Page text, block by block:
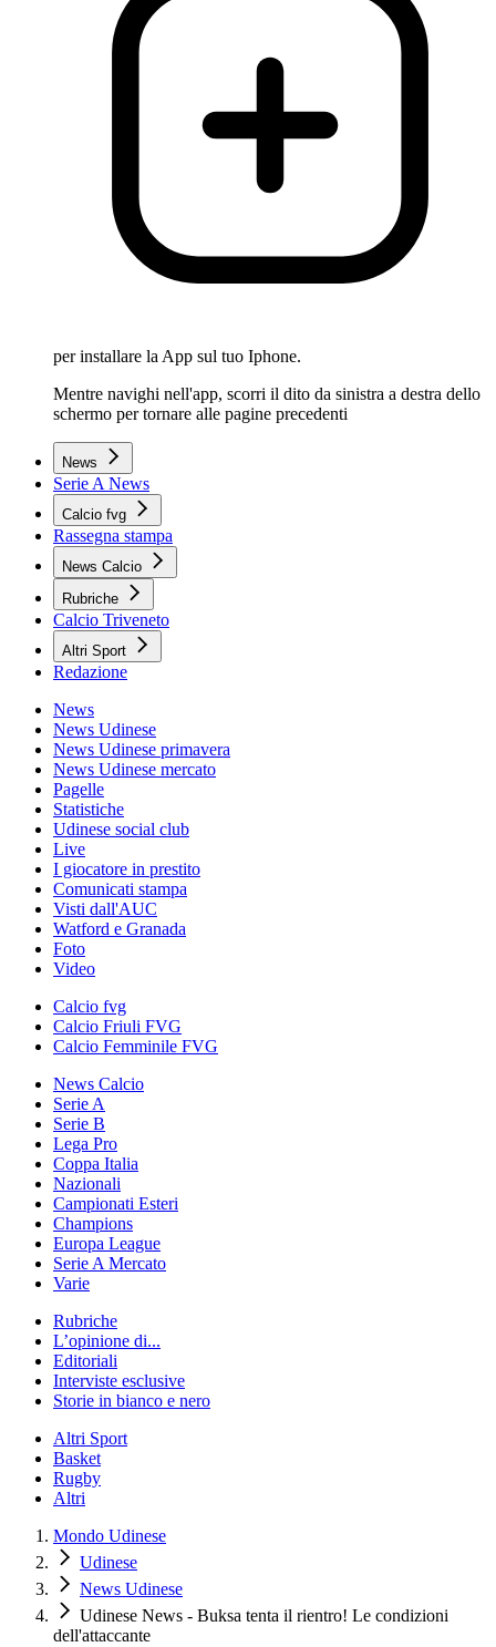
per installare la App sul tuo Iphone.
Mentre navighi nell'app, scorri il dito da sinistra a destra dello
schermo per tornare alle pagine precedenti
News
Serie A News
Calcio fvg
Rassegna stampa
News Calcio
Rubriche
Calcio Triveneto
Altri Sport
Redazione
News
News Udinese
News Udinese primavera
News Udinese mercato
Pagelle
Statistiche
Udinese social club
Live
I giocatore in prestito
Comunicati stampa
Visti dall'AUC
Watford e Granada
Foto
Video
Calcio fvg
Calcio Friuli FVG
Calcio Femminile FVG
News Calcio
Serie A
Serie B
Lega Pro
Coppa Italia
Nazionali
Campionati Esteri
Champions
Europa League
Serie A Mercato
Varie
Rubriche
L’opinione di...
Editoriali
Interviste esclusive
Storie in bianco e nero
Altri Sport
Basket
Rugby
Altri
Mondo Udinese
Udinese
News Udinese
Udinese News - Buksa tenta il rientro! Le condizioni
dell'attaccante